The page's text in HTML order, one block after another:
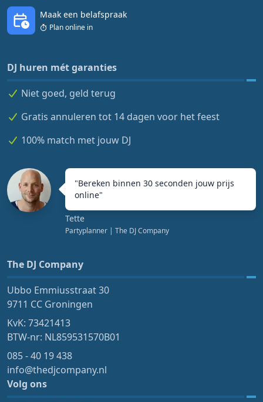
Maak een belafspraak
Plan online in
DJ huren mét garanties
Niet goed, geld terug
Gratis annuleren tot 14 dagen voor het feest
100% match met jouw DJ
"Bereken binnen 30 seconden jouw prijs
online"
Tette
Partyplanner | The DJ Company
The DJ Company
Ubbo Emmiusstraat 30
9711 CC Groningen
KvK: 73421413
BTW-nr: NL859531570B01
085 - 40 19 438
info@thedjcompany.nl
Volg ons